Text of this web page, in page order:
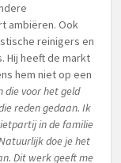
ambiëren. Ook
reinigers en
Hij heeft de markt
hem niet op een
die voor het geld
reden gedaan. Ik
in de familie
doe je het
Dit werk geeft me